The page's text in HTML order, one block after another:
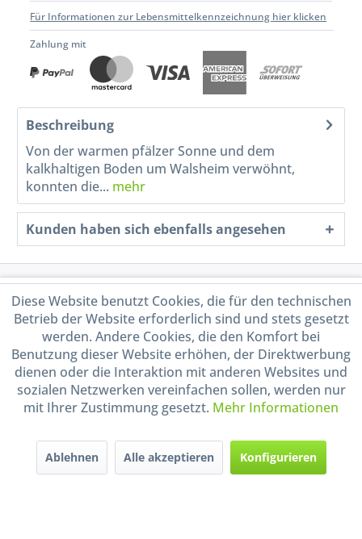
Für Informationen zur Lebensmittelkennzeichnung hier klicken
Zahlung mit
Beschreibung
Von der warmen pfälzer Sonne und dem
kalkhaltigen Boden um Walsheim verwöhnt,
konnten die... mehr
Kunden haben sich ebenfalls angesehen
Service Hotline
Shop Service
Informationen
Handel mit BIO-Weinen
durch DE-ÖKO-009
Diese Website benutzt Cookies, die für den technischen
Betrieb der Website erforderlich sind und stets gesetzt
werden. Andere Cookies, die den Komfort bei
Benutzung dieser Website erhöhen, der Direktwerbung
dienen oder die Interaktion mit anderen Websites und
sozialen Netzwerken vereinfachen sollen, werden nur
mit Ihrer Zustimmung gesetzt. Mehr Informationen
Ablehnen Alle akzeptieren Konfigurieren